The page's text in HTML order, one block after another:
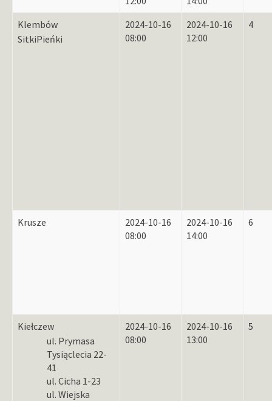
Klembów
SitkiPieńki
2024-10-16
08:00
2024-10-16
12:00
4
Krusze
2024-10-16
08:00
2024-10-16
14:00
6
Kiełczew
ul. Prymasa
Tysiąclecia 22-
41
ul. Cicha 1-23
ul. Wiejska
2024-10-16
08:00
2024-10-16
13:00
5